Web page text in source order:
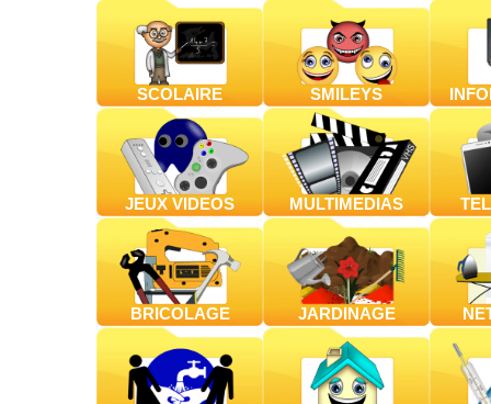
SCOLAIRE SMILEYS
JEUX VIDEOS MULTIMEDIAS
BRICOLAGE JARDINAGE